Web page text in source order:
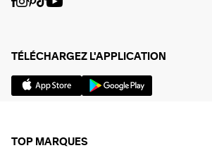
TÉLÉCHARGEZ L'APPLICATION
TOP MARQUES